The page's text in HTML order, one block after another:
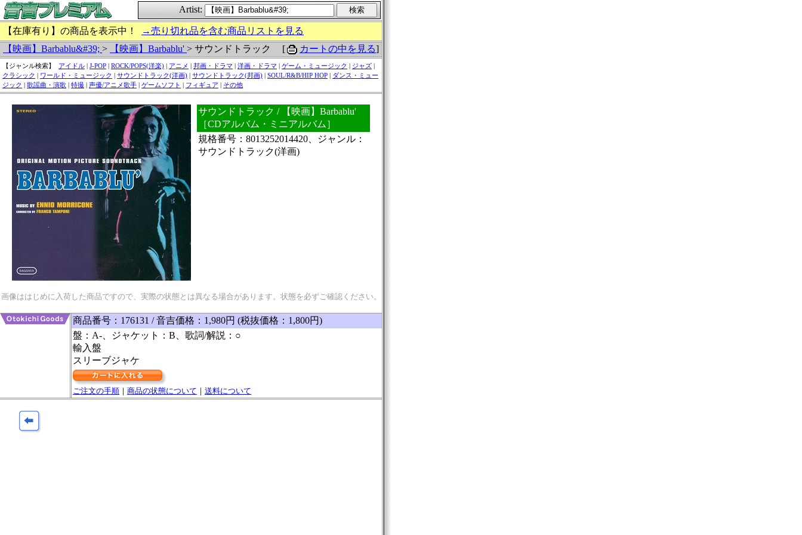
Artist:
【在庫有り】の商品を表示中！
→売り切れ品を含む商品リストを見る
【映画】Barbablu&#39; > 【映画】Barbablu' > サウンドトラック [ カートの中を見る]
【ジャンル検索】 アイドル | J-POP | ROCK/POPS(洋楽) | アニメ | 邦画・ドラマ | 洋画・ドラマ | ゲーム・ミュージック | ジャズ |
クラシック | ワールド・ミュージック | サウンドトラック(洋画) | サウンドトラック(邦画) | SOUL/R&B/HIP HOP | ダンス・ミュー
ジック | 歌謡曲・演歌 | 特撮 | 声優/アニメ歌手 | ゲームソフト | フィギュア | その他
サウンドトラック / 【映画】Barbablu'
［CDアルバム・ミニアルバム］
規格番号：8013252014420、ジャンル：
サウンドトラック(洋画)
画像ははじめに入荷した商品ですので、実際の状態とは異なる場合があります。状態を必ずご確認ください。
商品番号：176131 / 音吉価格：1,980円 (税抜価格：1,800円)
盤：A-、ジャケット：B、歌詞/解説：○
輸入盤
スリーブジャケ
ご注文の手順 ｜ 商品の状態について ｜ 送料について